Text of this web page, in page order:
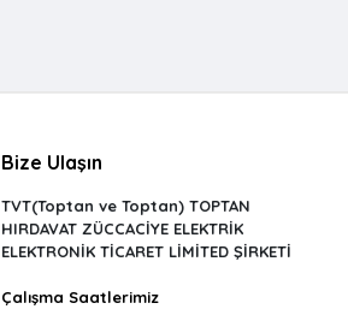
Bize Ulaşın
TVT(Toptan ve Toptan) TOPTAN
HIRDAVAT ZÜCCACİYE ELEKTRİK
ELEKTRONİK TİCARET LİMİTED ŞİRKETİ
Çalışma Saatlerimiz